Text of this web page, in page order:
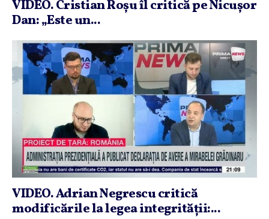
VIDEO. Cristian Roşu îl critică pe Nicuşor
Dan: „Este un...
VIDEO. Adrian Negrescu critică
modificările la legea integrităţii:...